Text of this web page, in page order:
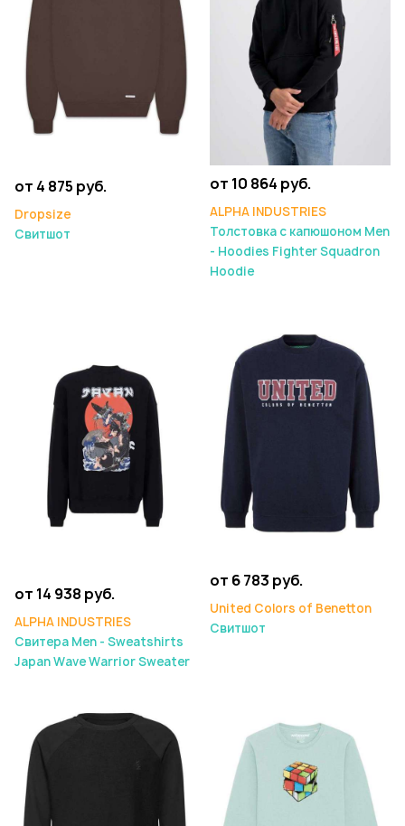
от 4 875 руб.
Dropsize
Свитшот
от 10 864 руб.
ALPHA INDUSTRIES
Толстовка с капюшоном Men
- Hoodies Fighter Squadron
Hoodie
от 14 938 руб.
ALPHA INDUSTRIES
Свитера Men - Sweatshirts
Japan Wave Warrior Sweater
от 6 783 руб.
United Colors of Benetton
Свитшот